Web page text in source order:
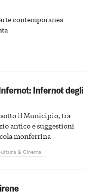
contemporanea
Infernot degli
il Municipio, tra
antico e suggestioni
monferrina
& Cinema